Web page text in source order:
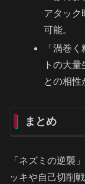
アタック
可能。
「渦巻
トの大
との相性
まとめ
「ネズミの逆襲
ッキや自己切削